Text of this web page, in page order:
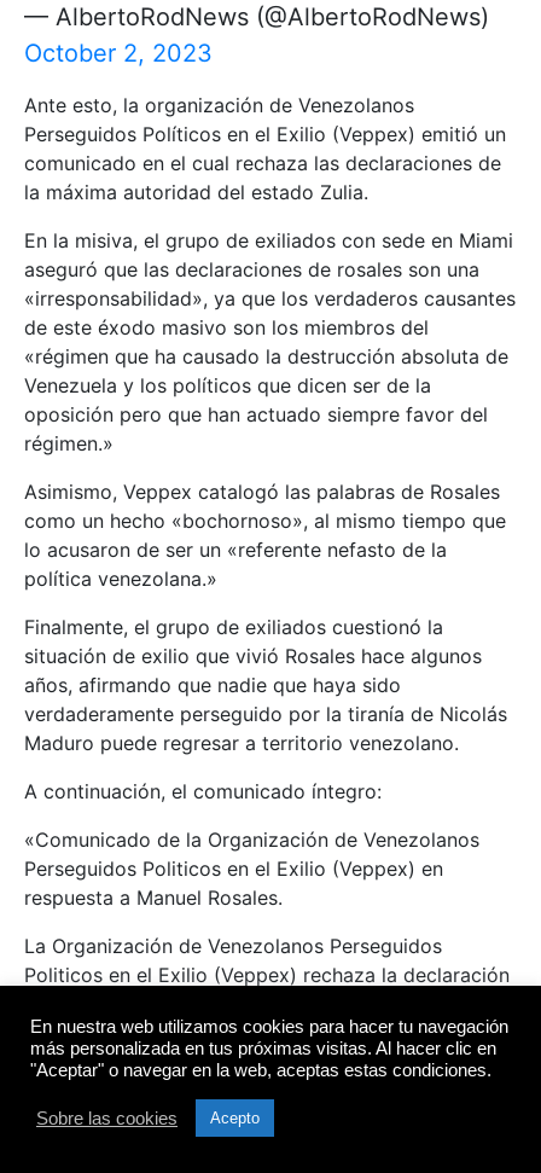
— AlbertoRodNews (@AlbertoRodNews)
October 2, 2023
Ante esto, la organización de Venezolanos
Perseguidos Políticos en el Exilio (Veppex) emitió un
comunicado en el cual rechaza las declaraciones de
la máxima autoridad del estado Zulia.
En la misiva, el grupo de exiliados con sede en Miami
aseguró que las declaraciones de rosales son una
«irresponsabilidad», ya que los verdaderos causantes
de este éxodo masivo son los miembros del
«régimen que ha causado la destrucción absoluta de
Venezuela y los políticos que dicen ser de la
oposición pero que han actuado siempre favor del
régimen.»
Asimismo, Veppex catalogó las palabras de Rosales
como un hecho «bochornoso», al mismo tiempo que
lo acusaron de ser un «referente nefasto de la
política venezolana.»
Finalmente, el grupo de exiliados cuestionó la
situación de exilio que vivió Rosales hace algunos
años, afirmando que nadie que haya sido
verdaderamente perseguido por la tiranía de Nicolás
Maduro puede regresar a territorio venezolano.
A continuación, el comunicado íntegro:
«Comunicado de la Organización de Venezolanos
Perseguidos Politicos en el Exilio (Veppex) en
respuesta a Manuel Rosales.
La Organización de Venezolanos Perseguidos
Politicos en el Exilio (Veppex) rechaza la declaración
Rosales, dónde afirmo que todos tenemos una cuota
de responsabilidad en el éxodo de los venezolanos.
La Organización considera irresponsable esta
declaración, ya que no se puede repartir por igual la
En nuestra web utilizamos cookies para hacer tu navegación
más personalizada en tus próximas visitas. Al hacer clic en
"Aceptar" o navegar en la web, aceptas estas condiciones.
Sobre las cookies Acepto